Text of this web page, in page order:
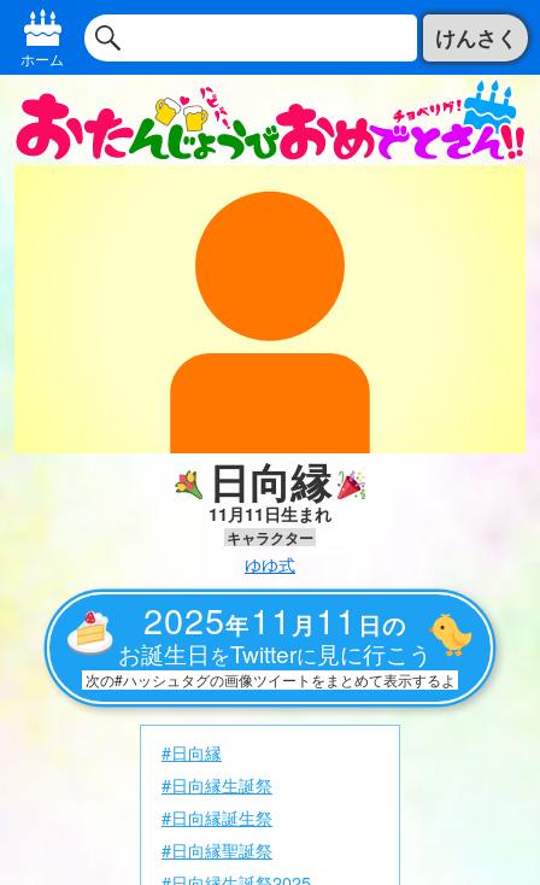
ホーム
けんさく
日向縁
11月11日生まれ
キャラクター
ゆゆ式
2025年11 月 11 日の
お誕生日 をTwitterに 見に行こう
次の#ハッシュタグの画像ツイートをまとめて表示するよ
#日向縁
#日向縁生誕祭
#日向縁誕生祭
#日向縁聖誕祭